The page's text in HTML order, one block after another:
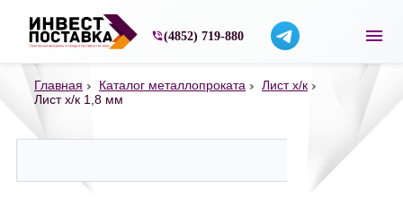
Строительные материалы со склада в
(4852) 719-880
Главная Каталог металлопроката
Лист х/к
Лист х/к 1,8 мм